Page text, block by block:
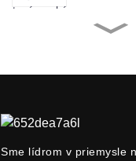
Oxide
Sme lídrom v priemysle